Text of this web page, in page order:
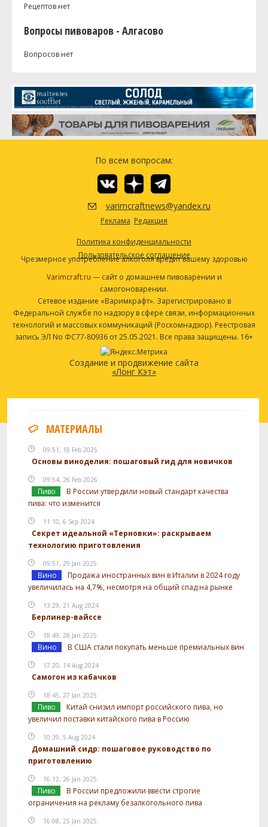
Рецептов нет
Вопросы пивоваров - Алгасово
Вопросов нет
По всем вопросам:
varimcraftnews@yandex.ru
Реклама Редакция
Политика конфиденциальности
Пользовательское соглашение
Чрезмерное употребление алкоголя вредит вашему здоровью
Varimcraft.ru — сайт о домашнем пивоварении и
самогоноварении.
Сетевое издание «Варимкрафт». Зарегистрировано в
Федеральной службе по надзору в сфере связи, информационных
технологий и массовых коммуникаций (Роскомнадзор). Реестровая
запись ЭЛ No ФС77-80936 от 25.05.2021. Все права защищены. 16+
Создание и продвижение сайта
«Лонг Кэт»
МАТЕРИАЛЫ
09:51, 18 Feb 2025
Основы виноделия: пошаговый гид для новичков
09:54, 26 Feb 2026
Пиво
В России утвердили новый стандарт качества
пива: что изменится
11:10, 6 Sep 2024
Секрет идеальной «Терновки»: раскрываем
технологию приготовления
09:51, 29 Jan 2025
Вино
Продажа иностранных вин в Италии в 2024 году
увеличилась на 4,7%, несмотря на общий спад на рынке
13:29, 21 Aug 2024
Берлинер-вайссе
18:49, 28 Jan 2025
Вино В США стали покупать меньше премиальных вин
17:20, 14 Aug 2024
Самогон из кабачков
18:45, 27 Jan 2025
Пиво
Китай снизил импорт российского пива, но
увеличил поставки китайского пива в Россию
10:39, 5 Aug 2024
Домашний сидр: пошаговое руководство по
приготовлению
16:12, 26 Jan 2025
Пиво
В России предложили ввести строгие
ограничения на рекламу безалкогольного пива
16:08, 25 Jan 2025